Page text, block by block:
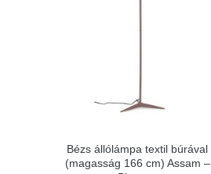
Bézs állólámpa textil búrával
(magasság 166 cm) Assam –